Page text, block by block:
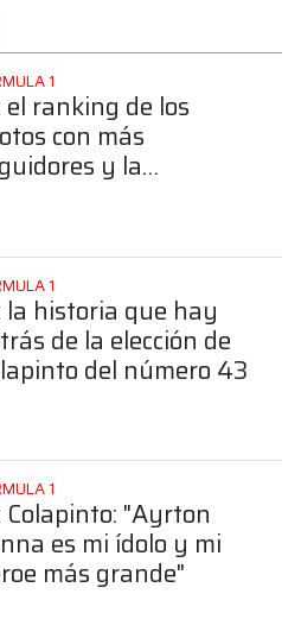
1
el ranking de los
con más
y la
1
la historia que hay
de la elección de
del número 43
1
Colapinto: "Ayrton
es mi ídolo y mi
más grande"